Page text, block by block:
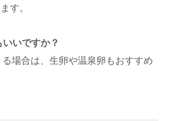
す。
いですか？
場合は、生卵や温泉卵もおすすめ